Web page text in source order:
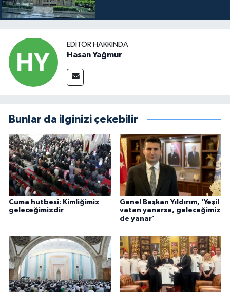
EDITÖR HAKKINDA
Hasan Yağmur
Bunlar da ilginizi çekebilir
Cuma hutbesi: Kimliğimiz
geleceğimizdir
Genel Başkan Yıldırım, ‘Yeşil
vatan yanarsa, geleceğimiz
de yanar’